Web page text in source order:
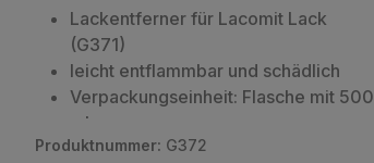
Lackentferner für Lacomit Lack
(G371)
leicht entflammbar und schädlich
Verpackungseinheit: Flasche mit 500
ml
Produktnummer: G372